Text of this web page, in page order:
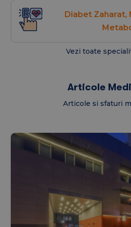
Diabet Zaharat,
Vezi toate
Articole
Articole si sfaturi